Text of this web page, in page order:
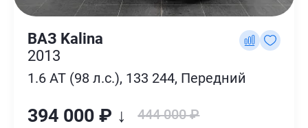
ВАЗ Kalina
2013
1.6 AT (98 л.с.), 133 244, Передний
394 000 ₽ ↓ 444 000 ₽